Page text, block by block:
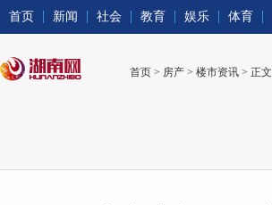
首页 新闻 社会 教育 娱乐 体育
首页 > 房产 > 楼市资讯 > 正文